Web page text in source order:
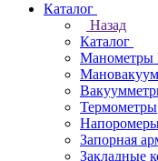
Каталог
Назад
Каталог
Манометры
Термометры
Запорная
Закладные